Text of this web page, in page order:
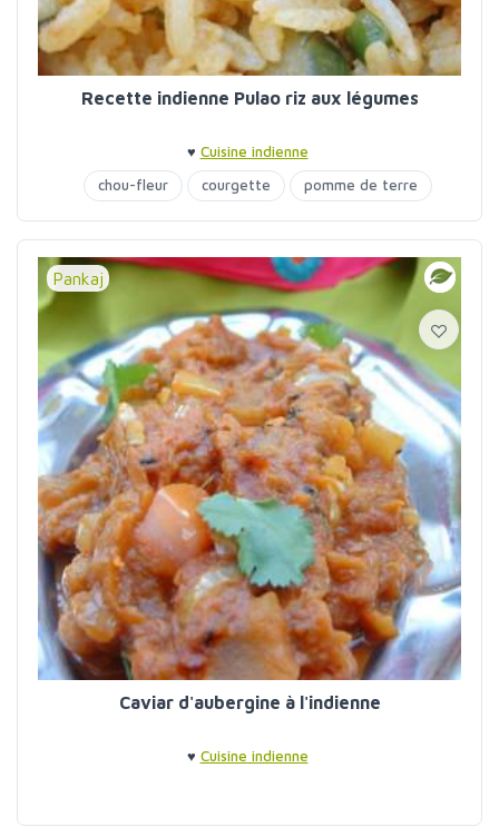
Recette indienne Pulao riz aux légumes
♥ Cuisine indienne
chou-fleur
courgette pomme de terre
Pankaj
Caviar d'aubergine à l'indienne
♥ Cuisine indienne